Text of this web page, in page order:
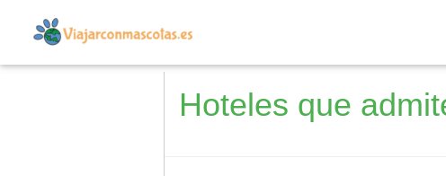
Hoteles que